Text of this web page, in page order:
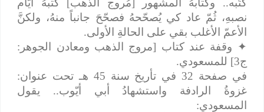
كُتُبه.. وكتابهُ المشهور [مُروج الذهب] كتبهُ أيّام
نصبهِ، ثُمّ عاد كي يُصحّحهُ فصحّحَ جانباً منهُ، ولكنَّ
الأعمّ الأغلب بقي على الحالةِ الأولى.
✦وقفة عند كتاب [مروج الذهب ومعادن الجوهر:
ج3] للمسعودي.
في صفحة 32 في تأريخ سنة 45 هـ تحت عنوان:
غزوةُ الرادفة واستشهادُ أبي أيّوب.. يقول
المسعودي: